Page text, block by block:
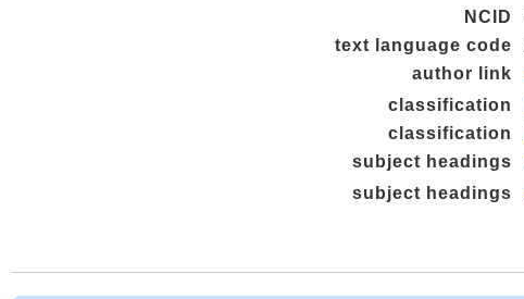
NCID
text language code
author link
classification
classification
subject headings
subject headings